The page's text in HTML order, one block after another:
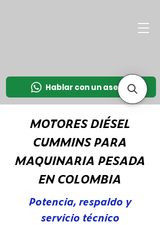
Hablar con un asesor
MOTORES DIÉSEL
CUMMINS PARA
MAQUINARIA PESADA
EN COLOMBIA
Potencia, respaldo y
servicio técnico